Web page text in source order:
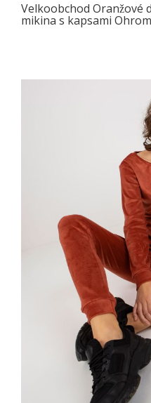
Velkoobchod Oranžové
mikina s kapsami